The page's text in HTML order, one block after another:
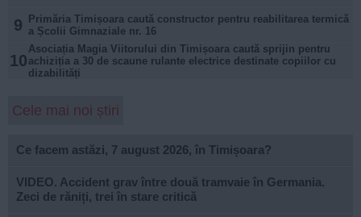
9
Primăria Timișoara caută constructor pentru reabilitarea termică
a Școlii Gimnaziale nr. 16
10
Asociația Magia Viitorului din Timișoara caută sprijin pentru
achiziția a 30 de scaune rulante electrice destinate copiilor cu
dizabilități
Cele mai noi știri
Ce facem astăzi, 7 august 2026, în Timișoara?
VIDEO. Accident grav între două tramvaie în Germania.
Zeci de răniți, trei în stare critică